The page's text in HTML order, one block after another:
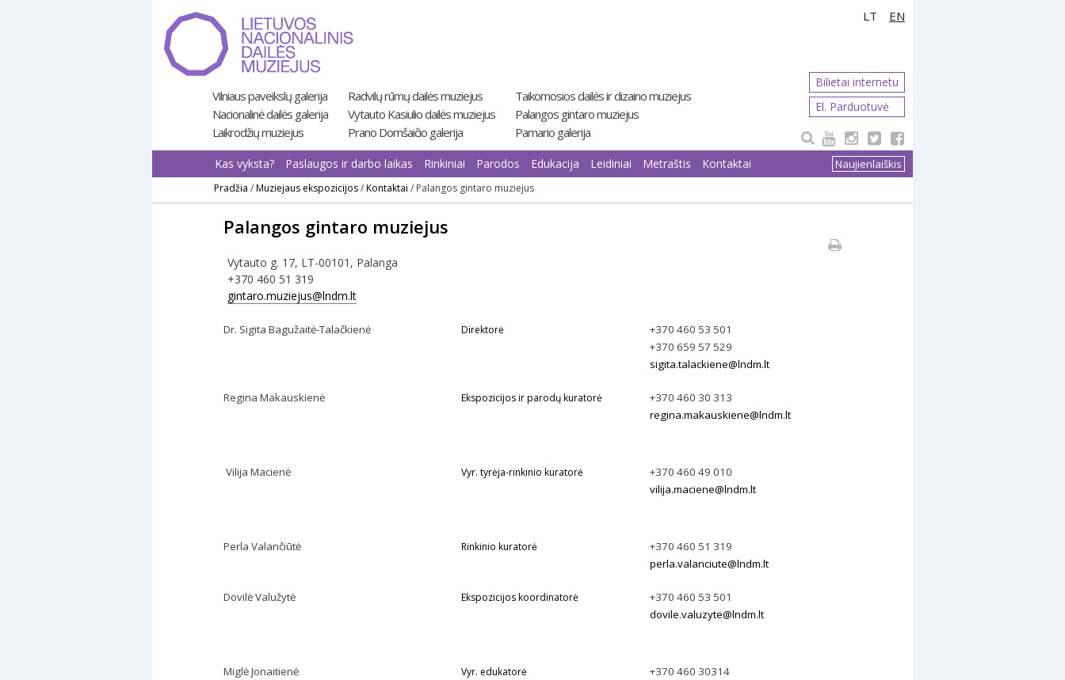
prie
turinio
LT EN
Vilniaus paveikslų galerija
Nacionalinė dailės galerija
Laikrodžių muziejus
Radvilų rūmų dailės muziejus
Vytauto Kasiulio dailės muziejus
Prano Domšaičio galerija
Taikomosios dailės ir dizaino muziejus
Palangos gintaro muziejus
Pamario galerija
Bilietai internetu
El. Parduotuvė
Naujienlaiškis
Kas vyksta? Paslaugos ir darbo laikas Rinkiniai Parodos Edukacija Leidiniai Metraštis Kontaktai
Pradžia /Muziejaus ekspozicijos/Kontaktai / Palangos gintaro muziejus
Palangos gintaro muziejus
Vytauto g. 17, LT-00101, Palanga
+370 460 51 319
gintaro.muziejus@lndm.lt
Dr. Sigita Bagužaitė-Talačkienė Direktorė
+370 460 53 501
+370 659 57 529
sigita.talackiene@lndm.lt
Regina Makauskienė Ekspozicijos ir parodų kuratorė
+370 460 30 313
regina.makauskiene@lndm.lt
Vilija Macienė Vyr. tyrėja-rinkinio kuratorė
+370 460 49 010
vilija.maciene@lndm.lt
Perla Valančiūtė Rinkinio kuratorė
+370 460 51 319
perla.valanciute@lndm.lt
Dovilė Valužytė Ekspozicijos koordinatorė
+370 460 53 501
dovile.valuzyte@lndm.lt
Miglė Jonaitienė Vyr. edukatorė
+370 460 30314